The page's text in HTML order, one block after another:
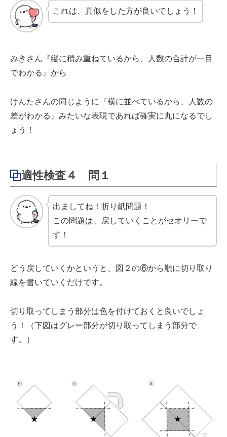
これは、真似をした方が良いでしょう！
みきさん『縦に積み重ねているから、人数の合計が一目
でわかる』から
けんたさんの同じように『横に並べているから、人数の
差がわかる』みたいな表現であれば確実に丸になるでし
ょう！
適性検査４ 問１
出ましてね！折り紙問題！
この問題は、戻していくことがセオリーで
す！
どう戻していくかというと、図２の⑥から順に切り取り
線を書いていくだけです。
切り取ってしまう部分は色を付けておくと良いでしょ
う！（下図はグレー部分が切り取ってしまう部分で
す。）